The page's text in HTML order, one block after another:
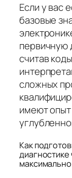
Если у вас
базовые
первичную
считав
сложных
имеют
Как
диагностике